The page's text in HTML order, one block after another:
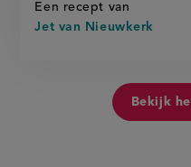
Een recept van
Jet van Nieuwkerk
Bekijk